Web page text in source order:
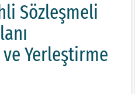
Sözleşmeli
Yerleştirme